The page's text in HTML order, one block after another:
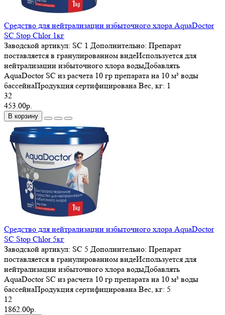
Средство для нейтрализации избыточного хлора AquaDoctor
SC Stop Chlor 1кг
Заводской артикул: SC 1 Дополнительно: Препарат
поставляется в гранулированном видеИспользуется для
нейтрализации избыточного хлора водыДобавлять
AquaDoctor SC из расчета 10 гр препарата на 10 м³ воды
бассейнаПродукция сертифицирована Вес, кг: 1
32
453.00р.
В корзину
Средство для нейтрализации избыточного хлора AquaDoctor
SC Stop Chlor 5кг
Заводской артикул: SC 5 Дополнительно: Препарат
поставляется в гранулированном видеИспользуется для
нейтрализации избыточного хлора водыДобавлять
AquaDoctor SC из расчета 10 гр препарата на 10 м³ воды
бассейнаПродукция сертифицирована Вес, кг: 5
12
1862.00р.